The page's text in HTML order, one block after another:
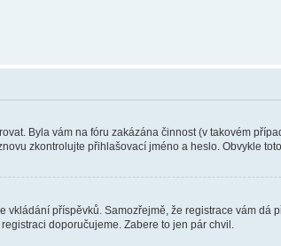
Byla vám na fóru zakázána činnost (v takovém
zkontrolujte přihlašovací jméno a heslo. Obvykle
příspěvků. Samozřejmě, že registrace vám
doporučujeme. Zabere to jen pár chvil.